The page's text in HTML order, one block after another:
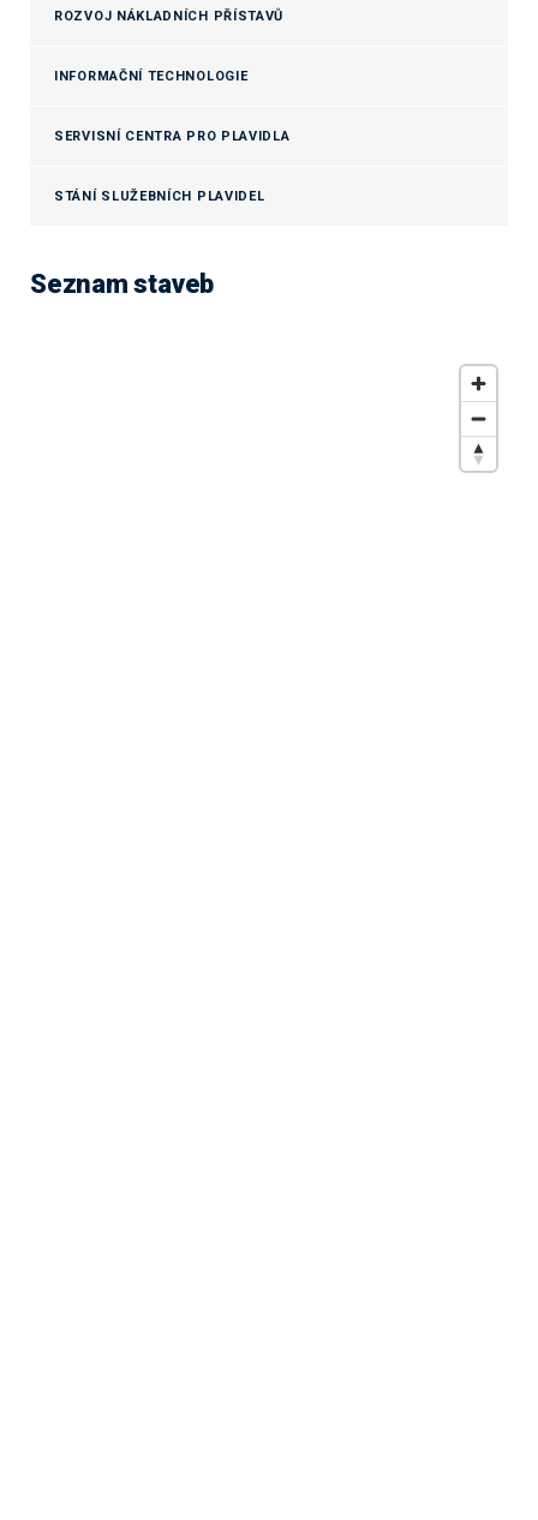
ROZVOJ NÁKLADNÍCH PŘÍSTAVŮ
INFORMAČNÍ TECHNOLOGIE
SERVISNÍ CENTRA PRO PLAVIDLA
STÁNÍ SLUŽEBNÍCH PLAVIDEL
Seznam staveb